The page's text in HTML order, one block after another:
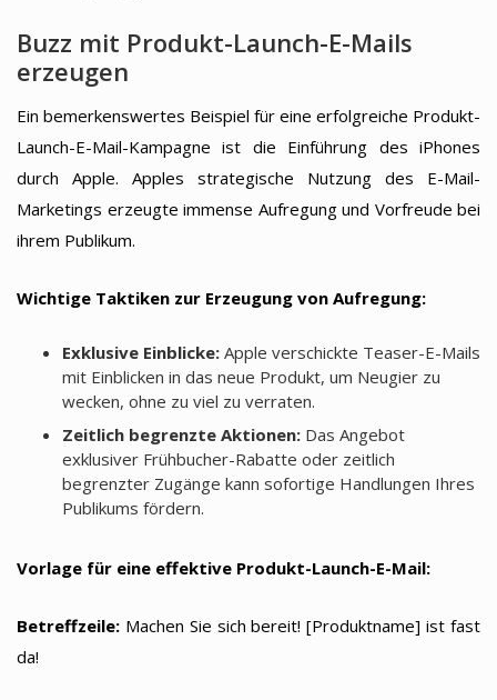
Buzz mit Produkt-Launch-E-Mails
erzeugen
Ein bemerkenswertes Beispiel für eine erfolgreiche Produkt-
Launch-E-Mail-Kampagne ist die Einführung des iPhones
durch Apple. Apples strategische Nutzung des E-Mail-
Marketings erzeugte immense Aufregung und Vorfreude bei
ihrem Publikum.
Wichtige Taktiken zur Erzeugung von Aufregung:
Exklusive Einblicke:Apple verschickte Teaser-E-Mails
mit Einblicken in das neue Produkt, um Neugier zu
wecken, ohne zu viel zu verraten.
Zeitlich begrenzte Aktionen:Das Angebot
exklusiver Frühbucher-Rabatte oder zeitlich
begrenzter Zugänge kann sofortige Handlungen Ihres
Publikums fördern.
Vorlage für eine effektive Produkt-Launch-E-Mail:
Betreffzeile: Machen Sie sich bereit! [Produktname] ist fast
da!